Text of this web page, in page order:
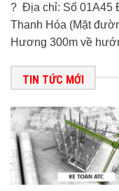
? Địa chỉ: Số 01A45
Thanh Hóa (Mặt
Hương 300m về
TIN TỨC MỚI